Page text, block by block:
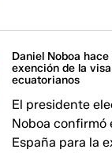
Daniel Noboa
exención de la
ecuatorianos
El presidente
Noboa confirmó
España para la